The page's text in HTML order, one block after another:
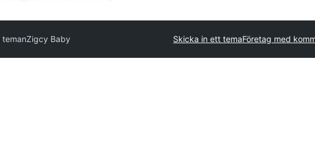
temanZigcy Baby Skicka in ett temaFöretag med